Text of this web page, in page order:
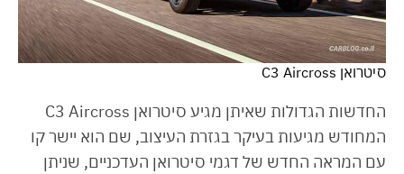
סיטרואן C3 Aircross
החדשות הגדולות שאיתן מגיע סיטרואן C3 Aircross
המחודש מגיעות בעיקר בגזרת העיצוב, שם הוא יישר קו
עם המראה החדש של דגמי סיטרואן העדכניים, שניתן